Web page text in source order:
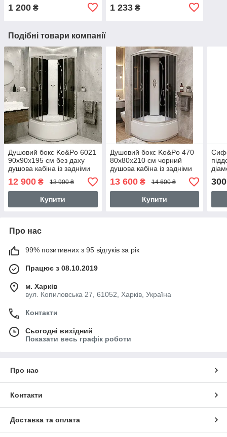
1 200 ₴ 1 233₴
Подібні товари компанії
Душовий бокс Ko&Po 6021
90x90х195 см без даху
душова кабіна із задніми
стінками тоноване скло на
глибокому піддоні
12 900 ₴ 13 900 ₴
Купити
Душовий бокс Ko&Po 470
80x80х210 см чорний
душова кабіна із задніми
стінками загартоване скло
глибокий піддон
13 600₴ 14 600 ₴
Купити
300
Про нас
99% позитивних з 95 відгуків за рік
Працює з 08.10.2019
м. Харків
вул. Копиловська 27, 61052, Харків, Україна
Контакти
Сьогодні вихідний
Показати весь графік роботи
Про нас
Контакти
Доставка та оплата